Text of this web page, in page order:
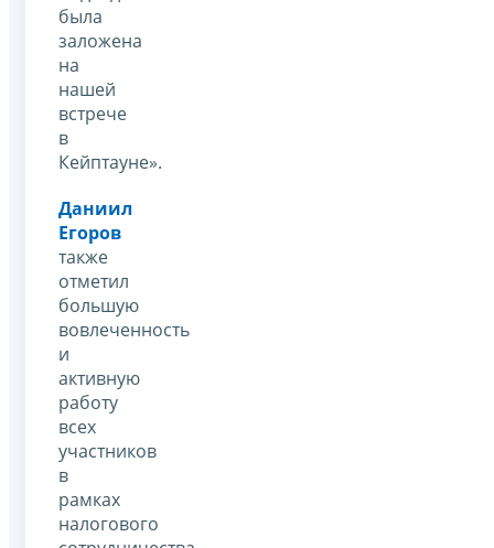
была
заложена
на
нашей
встрече
в
Кейптауне».
Даниил
Егоров
также
отметил
большую
вовлеченность
и
активную
работу
всех
участников
в
рамках
налогового